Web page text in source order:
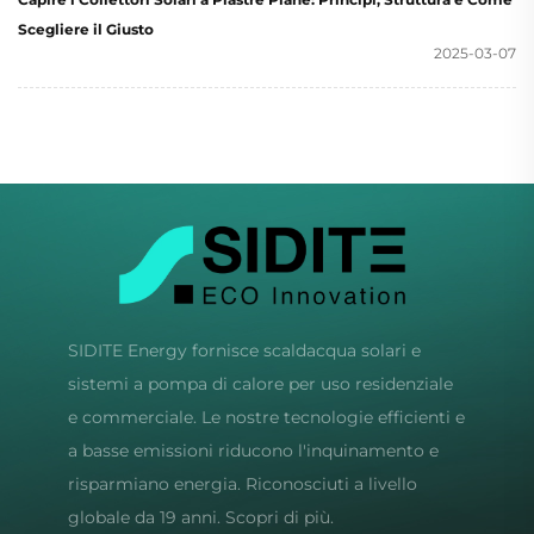
Scegliere il Giusto
2025-03-07
SIDITE Energy fornisce scaldacqua solari e
sistemi a pompa di calore per uso residenziale
e commerciale. Le nostre tecnologie efficienti e
a basse emissioni riducono l'inquinamento e
risparmiano energia. Riconosciuti a livello
globale da 19 anni. Scopri di più.